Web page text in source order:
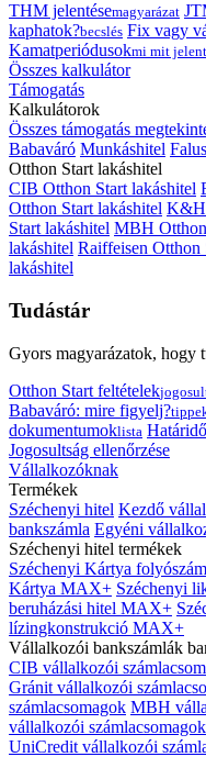
THM jelentésemagyarázat
kaphatok?becslés Fix vagy
Kamatperiódusokmi mit jelent
Összes kalkulátor
Támogatás
Kalkulátorok
Összes támogatás
Babaváró Munkáshitel
Otthon Start lakáshitel
CIB Otthon Start lakáshitel
Otthon Start lakáshitel K&H
Start lakáshitel MBH
lakáshitel Raiffeisen Otthon
lakáshitel
Tudástár
Gyors magyarázatok, hogy
Otthon Start feltételek
Babaváró: mire figyelj?
dokumentumoklista
Jogosultság ellenőrzése
Vállalkozóknak
Termékek
Széchenyi hitel Kezdő
bankszámla Egyéni
Széchenyi hitel termékek
Széchenyi Kártya
Kártya MAX+ Széchenyi
beruházási hitel MAX+
lízingkonstrukció MAX+
Vállalkozói bankszámlák
CIB vállalkozói
Gránit vállalkozói
számlacsomagok MBH
vállalkozói számlacsomagok
UniCredit vállalkozói